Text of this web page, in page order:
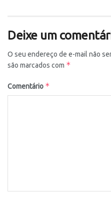
Deixe um
O seu endereço de e-mail não
são marcados com *
Comentário *